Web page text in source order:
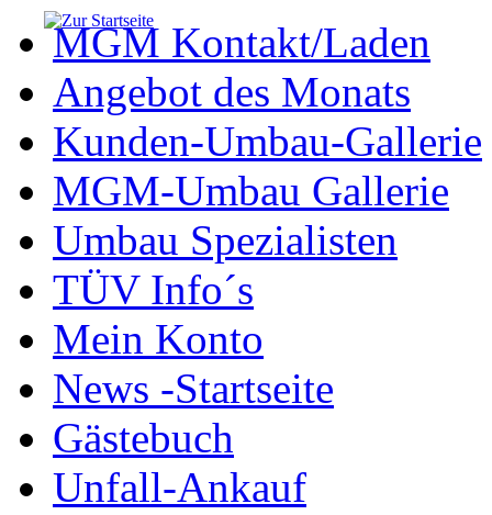
MGM Kontakt/Laden
Angebot des Monats
Kunden-Umbau-Gallerie
MGM-Umbau Gallerie
Umbau Spezialisten
TÜV Info´s
Mein Konto
News -Startseite
Gästebuch
Unfall-Ankauf